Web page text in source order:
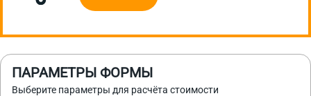
ПАРАМЕТРЫ ФОРМЫ
Выберите параметры для расчёта стоимости